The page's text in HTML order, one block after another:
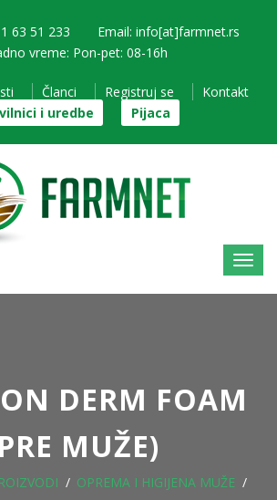
63 51 233
Email: info[at]farmnet.rs
vreme: Pon-pet: 08-16h
Članci Registruj se
Kontakt
i uredbe
Pijaca
DERM FOAM
MUŽE)
OPREMA I HIGIJENA MUŽE